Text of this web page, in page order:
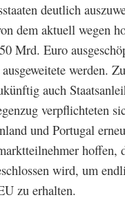
deutlich
dem aktuell wegen
Mrd. Euro
werden.
auch
verpflichteten
und Portugal
hoffen,
wird, um
zu erhalten.